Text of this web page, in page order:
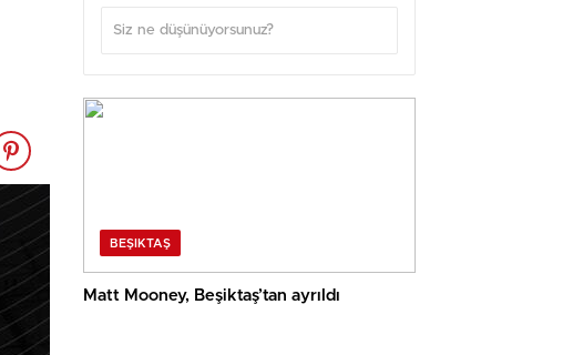
BEŞIKTAŞ
Matt Mooney, Beşiktaş’tan ayrıldı